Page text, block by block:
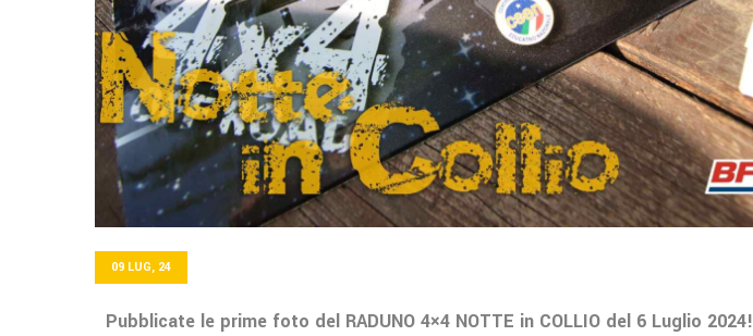
09 LUG, 24
Pubblicate le prime foto del RADUNO 4×4 NOTTE in COLLIO del 6 Luglio 2024!